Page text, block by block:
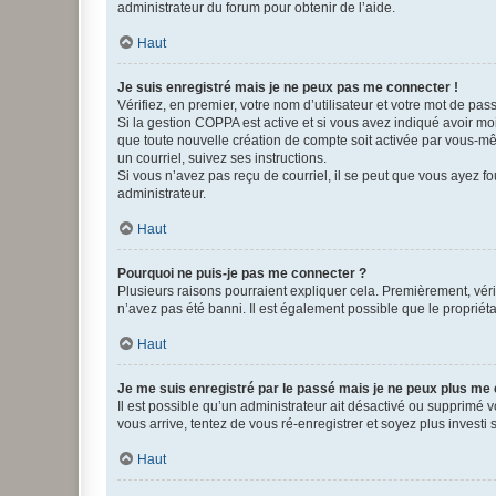
administrateur du forum pour obtenir de l’aide.
Haut
Je suis enregistré mais je ne peux pas me connecter !
Vérifiez, en premier, votre nom d’utilisateur et votre mot de
Si la gestion COPPA est active et si vous avez indiqué avoir
que toute nouvelle création de compte soit activée par vous-
un courriel, suivez ses instructions.
Si vous n’avez pas reçu de courriel, il se peut que vous ayez
administrateur.
Haut
Pourquoi ne puis-je pas me connecter ?
Plusieurs raisons pourraient expliquer cela. Premièrement,
n’avez pas été banni. Il est également possible que le
Haut
Je me suis enregistré par le passé mais je ne peux plus me
Il est possible qu’un administrateur ait désactivé ou
vous arrive, tentez de vous ré-enregistrer et soyez plus investi
Haut